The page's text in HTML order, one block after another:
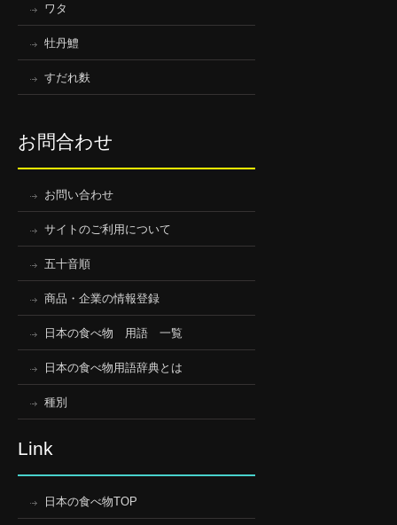
ワタ
牡丹鱧
すだれ麩
お問合わせ
お問い合わせ
サイトのご利用について
五十音順
商品・企業の情報登録
日本の食べ物 用語 一覧
日本の食べ物用語辞典とは
種別
Link
日本の食べ物TOP